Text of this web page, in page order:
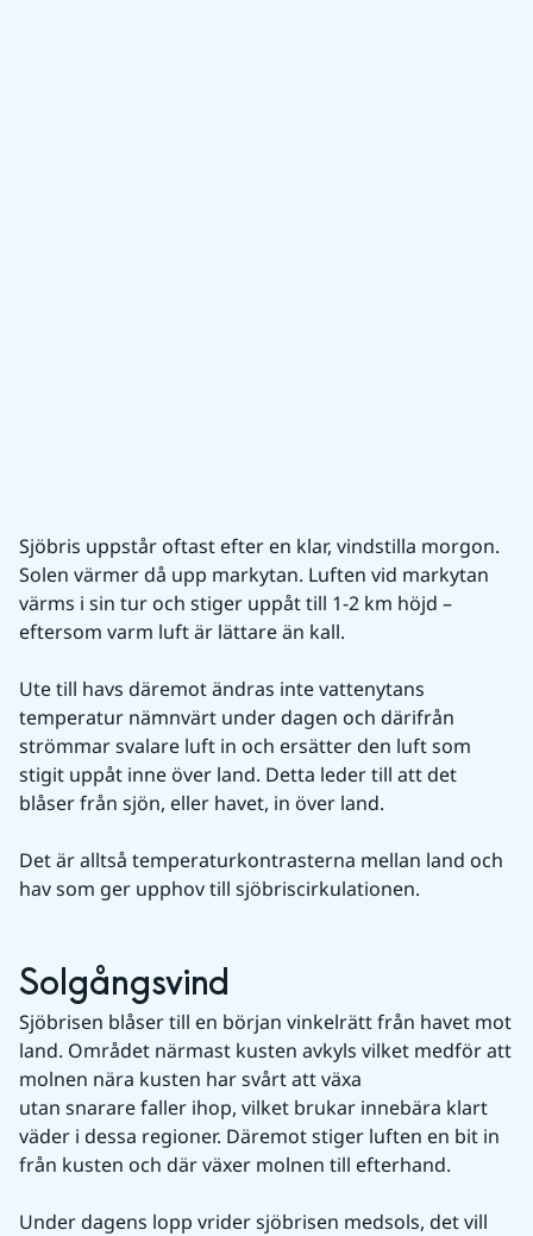
Sjöbris uppstår oftast efter en klar, vindstilla morgon.
Solen värmer då upp markytan. Luften vid markytan
värms i sin tur och stiger uppåt till 1-2 km höjd –
eftersom varm luft är lättare än kall.
Ute till havs däremot ändras inte vattenytans
temperatur nämnvärt under dagen och därifrån
strömmar svalare luft in och ersätter den luft som
stigit uppåt inne över land. Detta leder till att det
blåser från sjön, eller havet, in över land.
Det är alltså temperaturkontrasterna mellan land och
hav som ger upphov till sjöbriscirkulationen.
Solgångsvind
Sjöbrisen blåser till en början vinkelrätt från havet mot
land. Området närmast kusten avkyls vilket medför att
molnen nära kusten har svårt att växa
utan snarare faller ihop, vilket brukar innebära klart
väder i dessa regioner. Däremot stiger luften en bit in
från kusten och där växer molnen till efterhand.
Under dagens lopp vrider sjöbrisen medsols, det vill